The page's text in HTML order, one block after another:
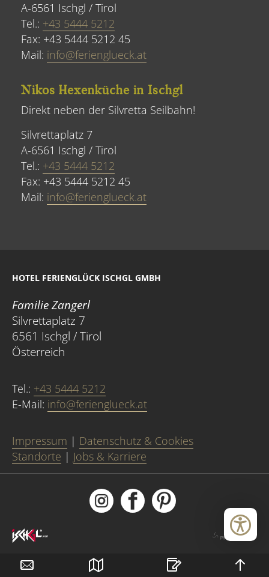
A-6561 Ischgl / Tirol
Tel.: +43 5444 5212
Fax: +43 5444 5212 45
Mail: info@ferienglueck.at
Nikos Hexenküche in Ischgl
Direkt neben der Silvretta Seilbahn!
Silvrettaplatz 7
A-6561 Ischgl / Tirol
Tel.: +43 5444 5212
Fax: +43 5444 5212 45
Mail: info@ferienglueck.at
HOTEL FERIENGLÜCK ISCHGL GMBH
Familie Zangerl
Silvrettaplatz 7
6561 Ischgl / Tirol
Österreich
Tel.: +43 5444 5212
E-Mail: info@ferienglueck.at
Impressum | Datenschutz & Cookies
Standorte | Jobs & Karriere